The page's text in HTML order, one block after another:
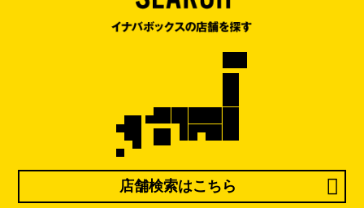
店舗検索はこちら